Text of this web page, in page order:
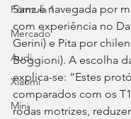
Fórmula 1
Mercado
Audi
Xiaomi
Mini
Sanz é navegada por
com experiência no
Gerini) e Pita por
Boggioni). A escolha
explica-se: “Estes
comparados com os
rodas motrizes,